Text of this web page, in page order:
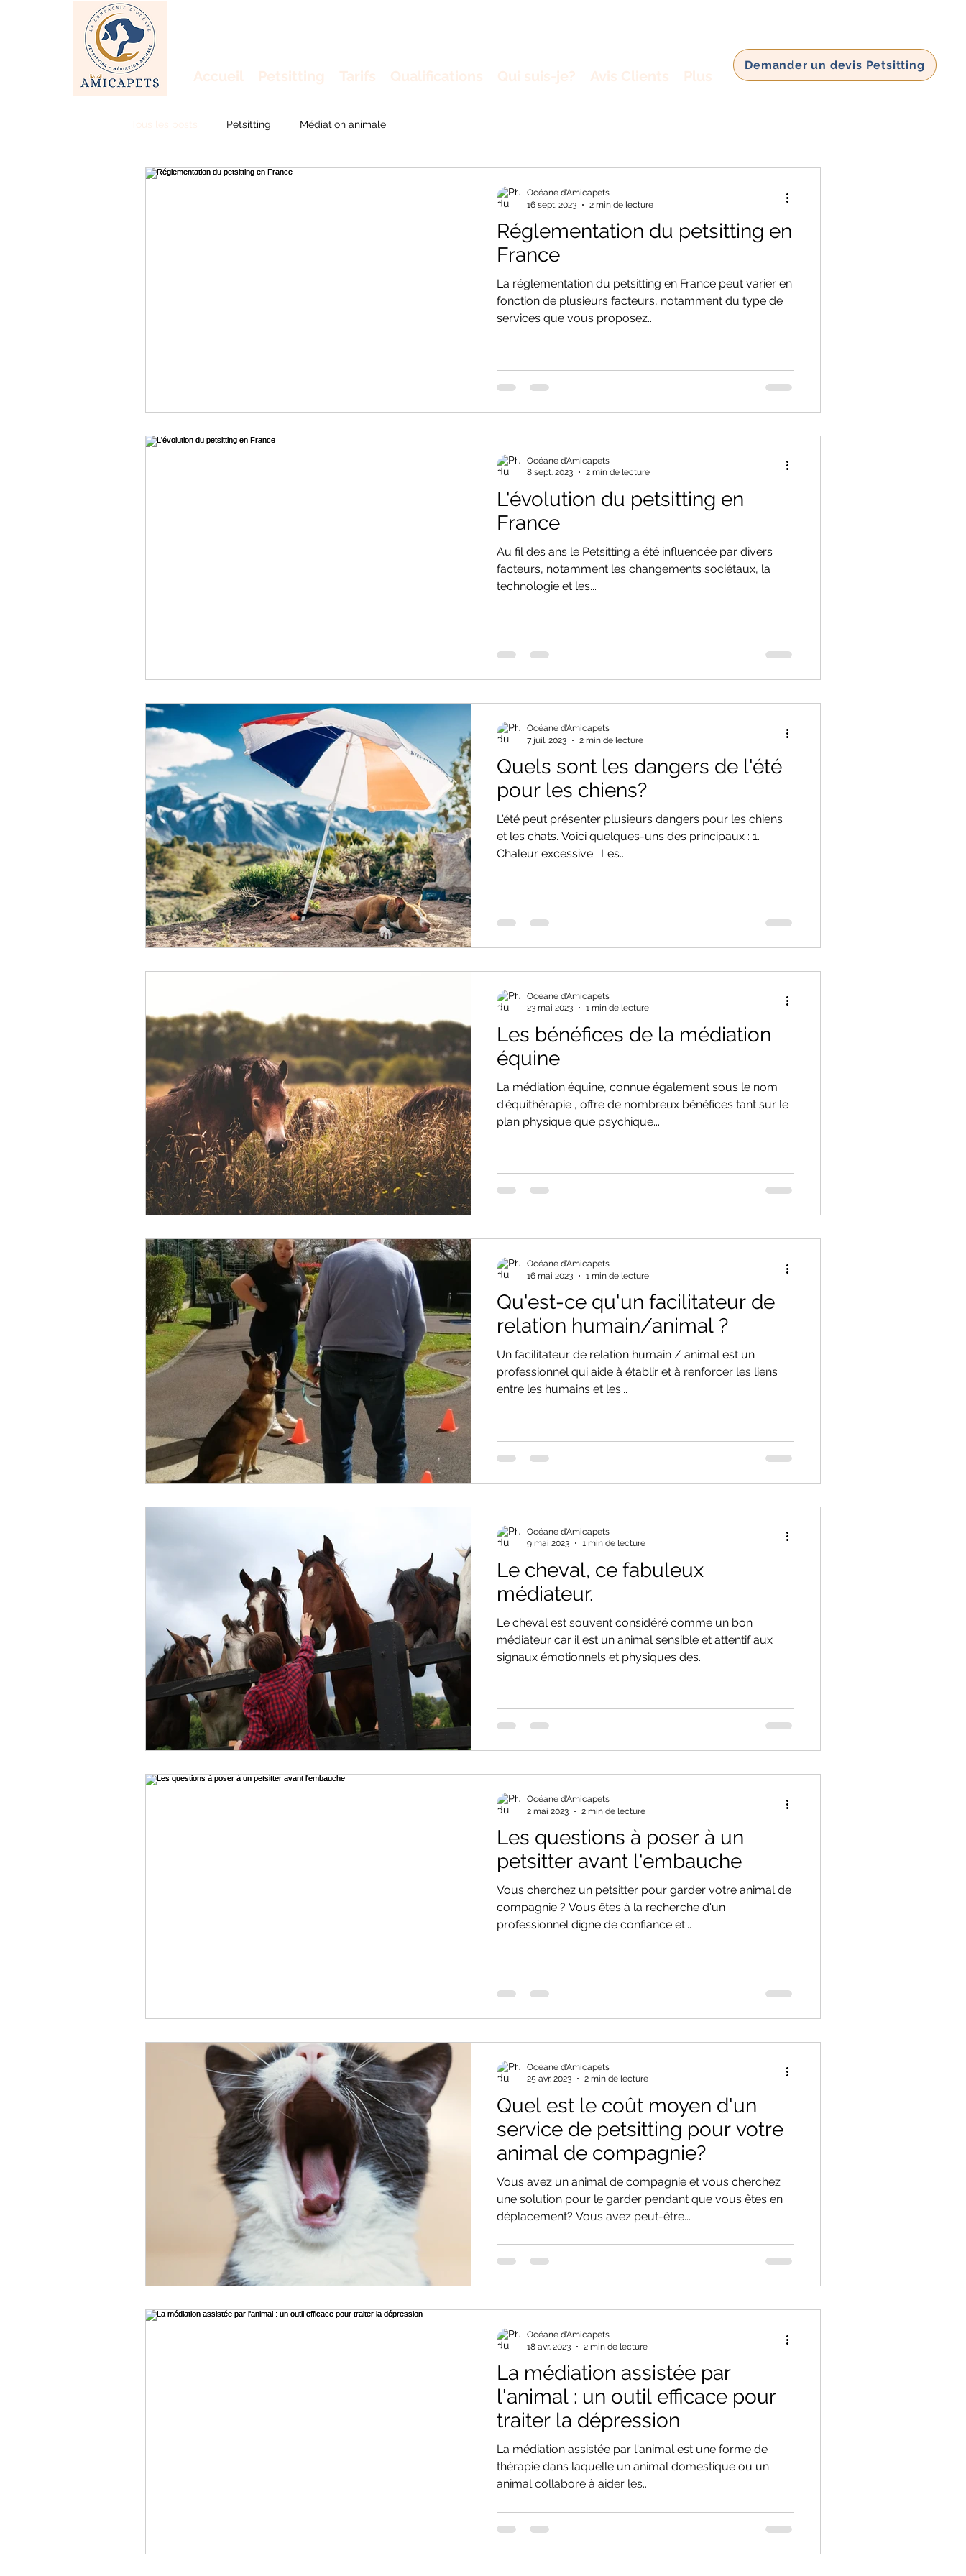
Accueil Petsitting Tarifs Qualifications Qui suis-je? Avis Clients Plus
Demander un devis Petsitting
Tous les posts Petsitting Médiation animale
Réglementation du petsitting en
France
La réglementation du petsitting en France peut varier en
fonction de plusieurs facteurs, notamment du type de
services que vous proposez...
Océane d'Amicapets
16 sept. 2023
2 min de lecture
L'évolution du petsitting en
France
Au fil des ans le Petsitting a été influencée par divers
facteurs, notamment les changements sociétaux, la
technologie et les...
Océane d'Amicapets
8 sept. 2023
2 min de lecture
Quels sont les dangers de l'été
pour les chiens?
L'été peut présenter plusieurs dangers pour les chiens
et les chats. Voici quelques-uns des principaux : 1.
Chaleur excessive : Les...
Océane d'Amicapets
7 juil. 2023
2 min de lecture
Les bénéfices de la médiation
équine
La médiation équine, connue également sous le nom
d'équithérapie , offre de nombreux bénéfices tant sur le
plan physique que psychique....
Océane d'Amicapets
23 mai 2023
1 min de lecture
Qu'est-ce qu'un facilitateur de
relation humain/animal ?
Un facilitateur de relation humain / animal est un
professionnel qui aide à établir et à renforcer les liens
entre les humains et les...
Océane d'Amicapets
16 mai 2023
1 min de lecture
Le cheval, ce fabuleux
médiateur.
Le cheval est souvent considéré comme un bon
médiateur car il est un animal sensible et attentif aux
signaux émotionnels et physiques des...
Océane d'Amicapets
9 mai 2023
1 min de lecture
Les questions à poser à un
petsitter avant l'embauche
Vous cherchez un petsitter pour garder votre animal de
compagnie ? Vous êtes à la recherche d'un
professionnel digne de confiance et...
Océane d'Amicapets
2 mai 2023
2 min de lecture
Quel est le coût moyen d'un
service de petsitting pour votre
animal de compagnie?
Vous avez un animal de compagnie et vous cherchez
une solution pour le garder pendant que vous êtes en
déplacement? Vous avez peut-être...
Océane d'Amicapets
25 avr. 2023
2 min de lecture
La médiation assistée par
l'animal : un outil efficace pour
traiter la dépression
La médiation assistée par l'animal est une forme de
thérapie dans laquelle un animal domestique ou un
animal collabore à aider les...
Océane d'Amicapets
18 avr. 2023
2 min de lecture